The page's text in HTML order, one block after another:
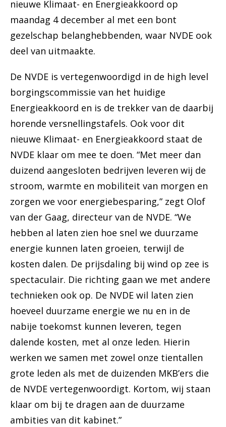
nieuwe Klimaat- en Energieakkoord op
maandag 4 december al met een bont
gezelschap belanghebbenden, waar NVDE ook
deel van uitmaakte.
De NVDE is vertegenwoordigd in de high level
borgingscommissie van het huidige
Energieakkoord en is de trekker van de daarbij
horende versnellingstafels. Ook voor dit
nieuwe Klimaat- en Energieakkoord staat de
NVDE klaar om mee te doen. “Met meer dan
duizend aangesloten bedrijven leveren wij de
stroom, warmte en mobiliteit van morgen en
zorgen we voor energiebesparing,” zegt Olof
van der Gaag, directeur van de NVDE. “We
hebben al laten zien hoe snel we duurzame
energie kunnen laten groeien, terwijl de
kosten dalen. De prijsdaling bij wind op zee is
spectaculair. Die richting gaan we met andere
technieken ook op. De NVDE wil laten zien
hoeveel duurzame energie we nu en in de
nabije toekomst kunnen leveren, tegen
dalende kosten, met al onze leden. Hierin
werken we samen met zowel onze tientallen
grote leden als met de duizenden MKB’ers die
de NVDE vertegenwoordigt. Kortom, wij staan
klaar om bij te dragen aan de duurzame
ambities van dit kabinet.”